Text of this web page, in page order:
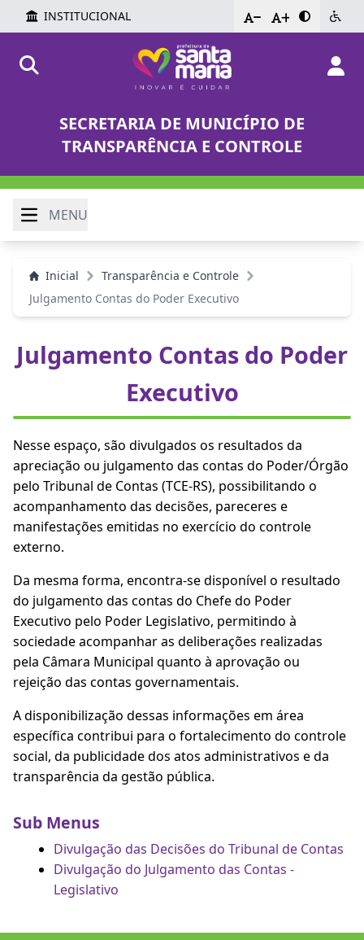
INSTITUCIONAL - +
SECRETARIA DE MUNICÍPIO DE
TRANSPARÊNCIA E CONTROLE
MENU
Inicial
Transparência e Controle
Julgamento Contas do Poder Executivo
Julgamento Contas do Poder
Executivo
Nesse espaço, são divulgados os resultados da
apreciação ou julgamento das contas do Poder/Órgão
pelo Tribunal de Contas (TCE-RS), possibilitando o
acompanhamento das decisões, pareceres e
manifestações emitidas no exercício do controle
externo.
Da mesma forma, encontra-se disponível o resultado
do julgamento das contas do Chefe do Poder
Executivo pelo Poder Legislativo, permitindo à
sociedade acompanhar as deliberações realizadas
pela Câmara Municipal quanto à aprovação ou
rejeição das contas governamentais.
A disponibilização dessas informações em área
específica contribui para o fortalecimento do controle
social, da publicidade dos atos administrativos e da
transparência da gestão pública.
Sub Menus
Divulgação das Decisões do Tribunal de Contas
Divulgação do Julgamento das Contas -
Legislativo